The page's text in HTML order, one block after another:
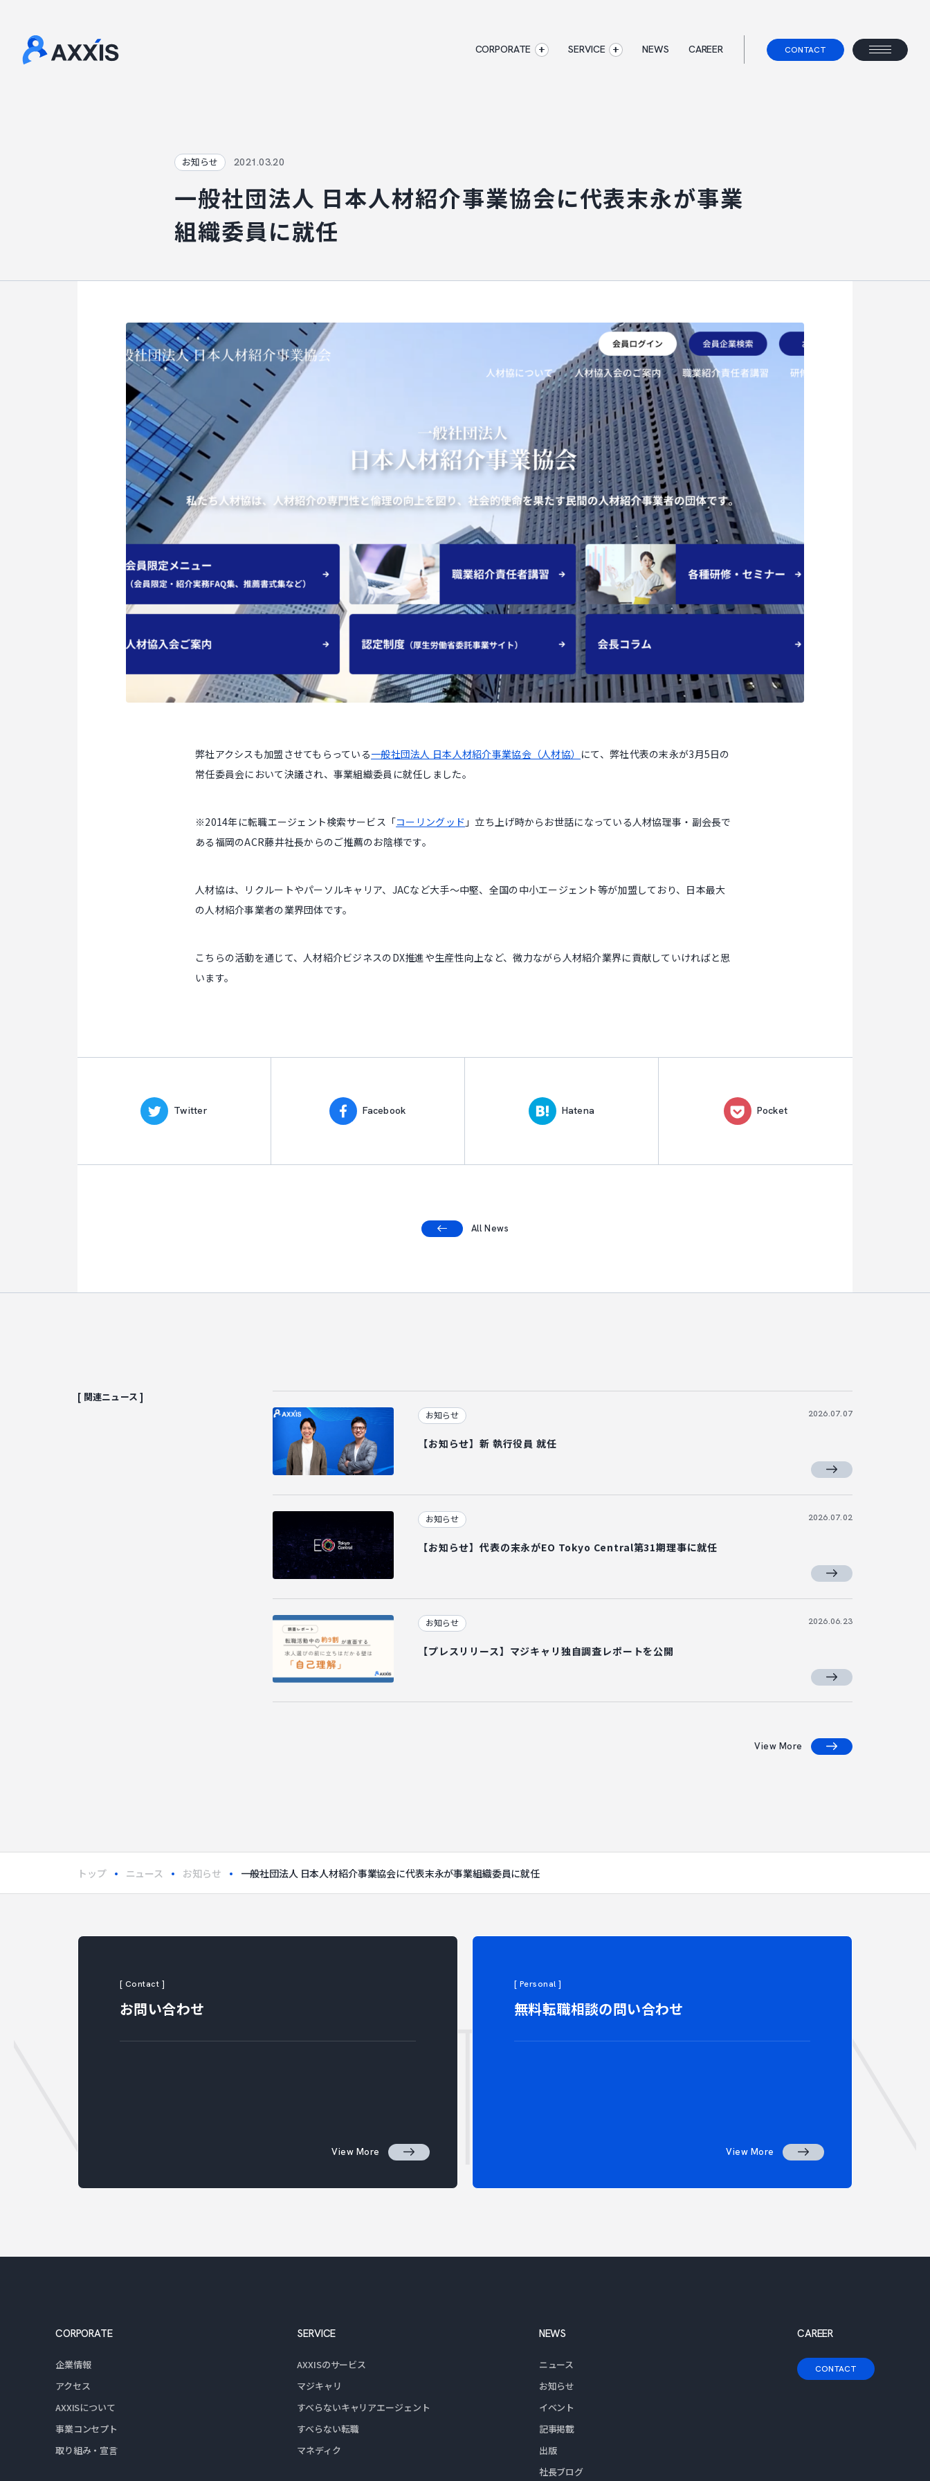
CORPORATE SERVICE NEWS CAREER CONTACT
個人情報保護方針 利用規約 サービスポリシー
Copyright © Axxis inc. All Rights Reserved.
SERVICE
NEWS
イベント 記事掲載 出版 社長ブログ
CAREER
CONTACT
お知らせ 2021.03.20
一般社団法人 日本人材紹介事業協会に代表末永が事業
組織委員に就任
弊社アクシスも加盟させてもらっている一般社団法人 日本人材紹介事業協会（人材協） にて、弊社代表の末永が3月5日の
常任委員会において決議され、事業組織委員に就任しました。
※2014年に転職エージェント検索サービス「コーリングッド 」立ち上げ時からお世話になっている人材協理事・副会長で
ある福岡のACR藤井社長からのご推薦のお陰様です。
人材協は、リクルートやパーソルキャリア、JACなど大手〜中堅、全国の中小エージェント等が加盟しており、日本最大
の人材紹介事業者の業界団体です。
こちらの活動を通じて、人材紹介ビジネスのDX推進や生産性向上など、微力ながら人材紹介業界に貢献していければと思
います。
Twitter Facebook Hatena Pocket
All News
[ 関連ニュース ]
お知らせ 2026.07.07
【お知らせ】新 執行役員 就任
お知らせ 2026.07.02
【お知らせ】代表の末永がEO Tokyo Central第31期理事に就任
お知らせ 2026.06.23
【プレスリリース】マジキャリ独自調査レポートを公開
View More
トップ ニュース お知らせ 一般社団法人 日本人材紹介事業協会に代表末永が事業組織委員に就任
[ Contact ]
お問い合わせ
View More
[ Personal ]
無料転職相談の問い合わせ
View More
CORPORATE
企業情報
アクセス
AXXISについて
事業コンセプト
取り組み・宣言
SERVICE
AXXISのサービス
マジキャリ
すべらないキャリアエージェント
すべらない転職
マネディク
NEWS
ニュース
お知らせ
イベント
記事掲載
出版
社長ブログ
CAREER
CONTACT